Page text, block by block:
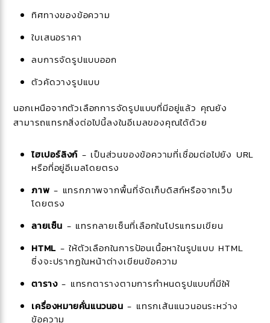
ทิศทางของข้อความ
ใบเสนอราคา
ลบการจัดรูปแบบออก
ตัวคัดวางรูปแบบ
นอกเหนือจากตัวเลือกการจัดรูปแบบที่มีอยู่แล้ว คุณยัง
สามารถแทรกสิ่งต่อไปนี้ลงในอีเมลของคุณได้ด้วย
ไฮเปอร์ลิงก์- เป็นส่วนของข้อความที่เชื่อมต่อไปยัง URL
หรือที่อยู่อีเมลโดยตรง
ภาพ - แทรกภาพจากพื้นที่จัดเก็บดิสก์หรือจากเว็บ
โดยตรง
ลายเซ็น - แทรกลายเซ็นที่เลือกในโปรแกรมเขียน
HTML- ให้ตัวเลือกในการป้อนเนื้อหาในรูปแบบ HTML
ซึ่งจะปรากฏในหน้าต่างเขียนข้อความ
ตาราง- แทรกตารางตามการกำหนดรูปแบบที่มีให้
เครื่องหมายคั่นแนวนอน - แทรกเส้นแนวนอนระหว่าง
ข้อความ